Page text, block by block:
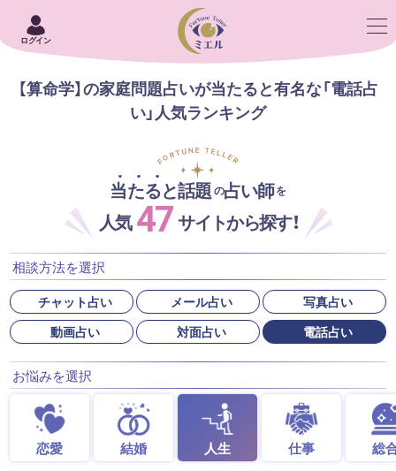
ログイン
【算命学】の家庭問題占いが当たると有名な「電話占
い」人気ランキング
当たると話題の占い師を
人気47サイトから探す！
相談方法を選択
チャット占い メール占い
写真占い
動画占い
対面占い 電話占い
お悩みを選択
恋愛 結婚 人生 仕事 総